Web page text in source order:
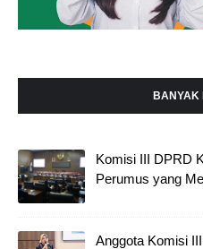
BANYAK
Komisi III DPRD
Perumus yang
Anggota Komisi